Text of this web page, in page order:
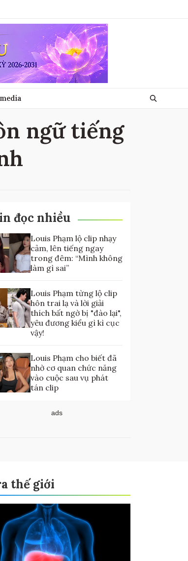
ngữ tiếng
đọc nhiều
Louis Phạm lộ clip nhạy
cảm, lên tiếng ngay
trong đêm: “Mình không
làm gì sai”
Louis Phạm từng lộ clip
hôn trai lạ và lời giải
thích bất ngờ bị "đào lại",
yêu đương kiểu gì kì cục
vậy!
Louis Phạm cho biết đã
nhờ cơ quan chức năng
vào cuộc sau vụ phát
tán clip
ads
thế giới